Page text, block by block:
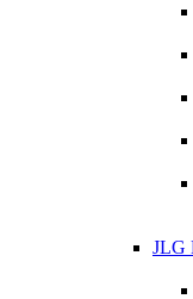
JLG